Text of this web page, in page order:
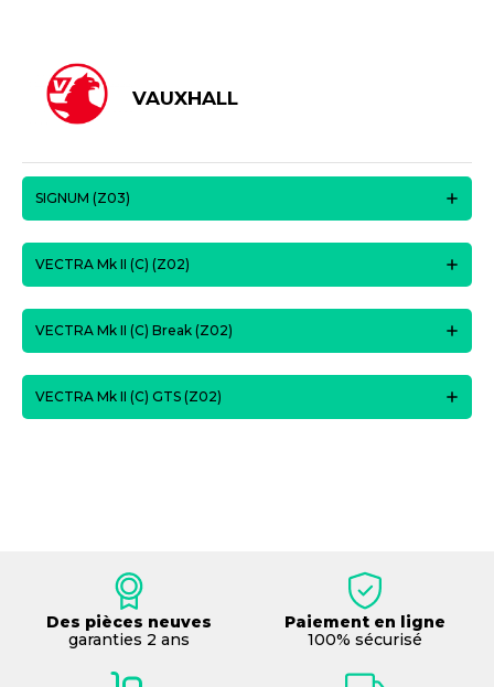
VAUXHALL
SIGNUM (Z03)
VECTRA Mk II (C) (Z02)
VECTRA Mk II (C) Break (Z02)
VECTRA Mk II (C) GTS (Z02)
Des pièces neuves
garanties 2 ans
Paiement en ligne
100% sécurisé